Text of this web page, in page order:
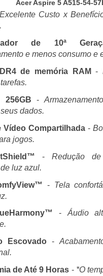
Acer Aspire 5 A515-54-
Excelente Custo x
de 10ª
e menos consumo e
de memória RAM -
256GB -
dados.
Vídeo Compartilhada -
jogos.
- Redução
luz azul.
- Tela
- Áudio
Escovado-
de Até 9 Horas - *O